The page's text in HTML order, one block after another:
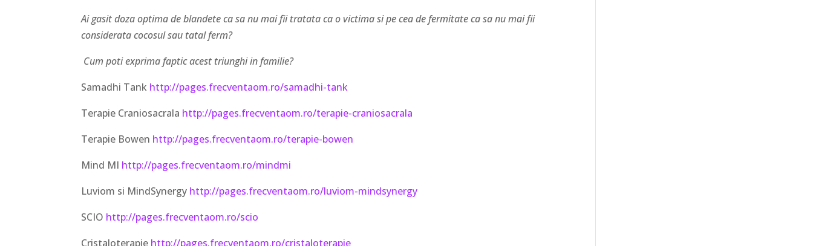
Ai gasit doza optima de blandete ca sa nu mai fii tratata ca o victima si pe cea de fermitate ca sa nu mai fii
considerata cocosul sau tatal ferm?
Cum poti exprima faptic acest triunghi in familie?
Samadhi Tank http://pages.frecventaom.ro/samadhi-tank
Terapie Craniosacrala http://pages.frecventaom.ro/terapie-craniosacrala
Terapie Bowen http://pages.frecventaom.ro/terapie-bowen
Mind MI http://pages.frecventaom.ro/mindmi
Luviom si MindSynergy http://pages.frecventaom.ro/luviom-mindsynergy
SCIO http://pages.frecventaom.ro/scio
Cristaloterapie http://pages.frecventaom.ro/cristaloterapie